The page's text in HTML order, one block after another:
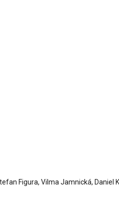
Figura, Vilma Jamnická, Daniel